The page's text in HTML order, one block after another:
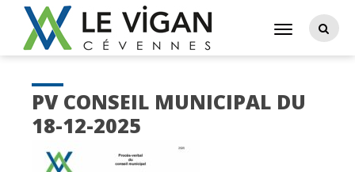
PV CONSEIL MUNICIPAL DU
18-12-2025